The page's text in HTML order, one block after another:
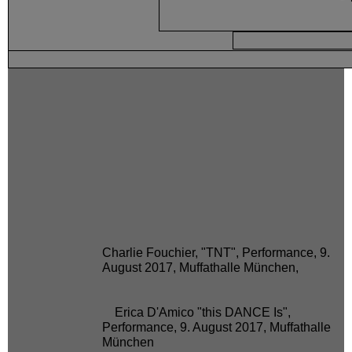
Charlie Fouchier, "TNT", Performance, 9.
August 2017, Muffathalle München,
Erica D'Amico "this DANCE Is",
Performance, 9. August 2017, Muffathalle
München